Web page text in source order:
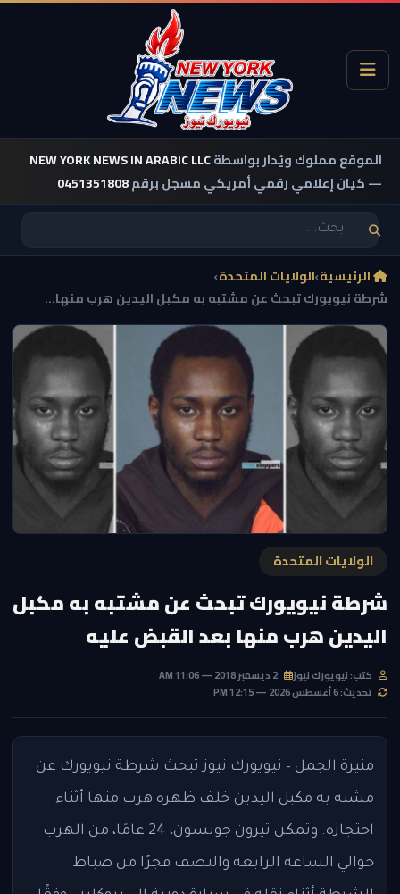
الموقع مملوك ويُدار بواسطةNEW YORK NEWS IN ARABIC LLC
— كيان إعلامي رقمي أمريكي مسجل برقم0451351808
الرئيسية›الولايات المتحدة›
شرطة نيويورك تبحث عن مشتبه به مكبل اليدين هرب منها...
الولايات المتحدة
شرطة نيويورك تبحث عن مشتبه به مكبل
اليدين هرب منها بعد القبض عليه
كتب: نيويورك نيوز
تحديث: 6 أغسطس 2026 — 12:15 PM
منيرة الجمل – نيويورك نيوز تبحث شرطة نيويورك عن
مشبه به مكبل اليدين خلف ظهره هرب منها أثناء
احتجازه. وتمكن تيرون جونسون، 24 عامًا، من الهرب
حوالي الساعة الرابعة والنصف فجرًا من ضباط